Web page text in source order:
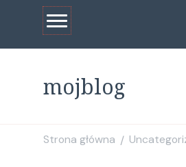
mojblog
Strona główna /